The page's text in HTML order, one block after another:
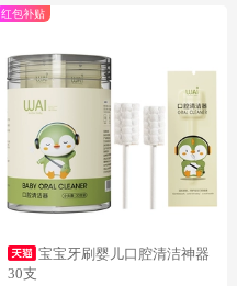
红包补贴
宝宝牙刷婴儿口腔清洁神器
30支